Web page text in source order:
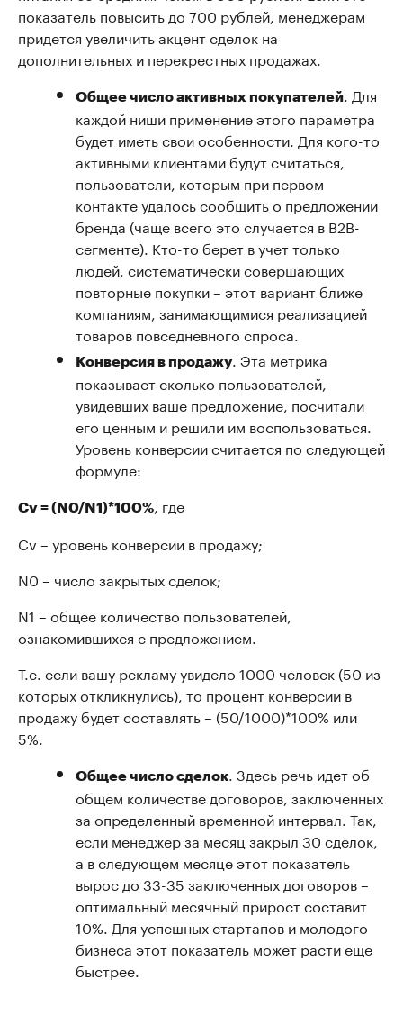
показатель повысить до 700 рублей, менеджерам
придется увеличить акцент сделок на
дополнительных и перекрестных продажах.
Общее число активных покупателей. Для
каждой ниши применение этого параметра
будет иметь свои особенности. Для кого-то
активными клиентами будут считаться,
пользователи, которым при первом
контакте удалось сообщить о предложении
бренда (чаще всего это случается в В2В-
сегменте). Кто-то берет в учет только
людей, систематически совершающих
повторные покупки – этот вариант ближе
компаниям, занимающимися реализацией
товаров повседневного спроса.
Конверсия в продажу. Эта метрика
показывает сколько пользователей,
увидевших ваше предложение, посчитали
его ценным и решили им воспользоваться.
Уровень конверсии считается по следующей
формуле:
Cv = (N0/N1)*100%, где
Cv – уровень конверсии в продажу;
N0 – число закрытых сделок;
N1 – общее количество пользователей,
ознакомившихся с предложением.
Т.е. если вашу рекламу увидело 1000 человек (50 из
которых откликнулись), то процент конверсии в
продажу будет составлять – (50/1000)*100% или
5%.
Общее число сделок. Здесь речь идет об
общем количестве договоров, заключенных
за определенный временной интервал. Так,
если менеджер за месяц закрыл 30 сделок,
а в следующем месяце этот показатель
вырос до 33-35 заключенных договоров –
оптимальный месячный прирост составит
10%. Для успешных стартапов и молодого
бизнеса этот показатель может расти еще
быстрее.